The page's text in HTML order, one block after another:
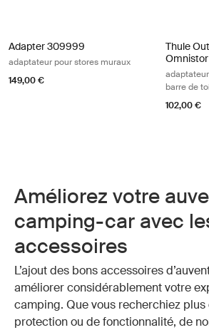
Adapter 309999
adaptateur pour stores muraux
149,00 €
Thule
barre de
102,00 €
Améliorez votre
camping-car avec
accessoires
L’ajout des bons accessoires
améliorer considérablement votre
camping. Que vous recherchiez
protection ou de fonctionnalité, de